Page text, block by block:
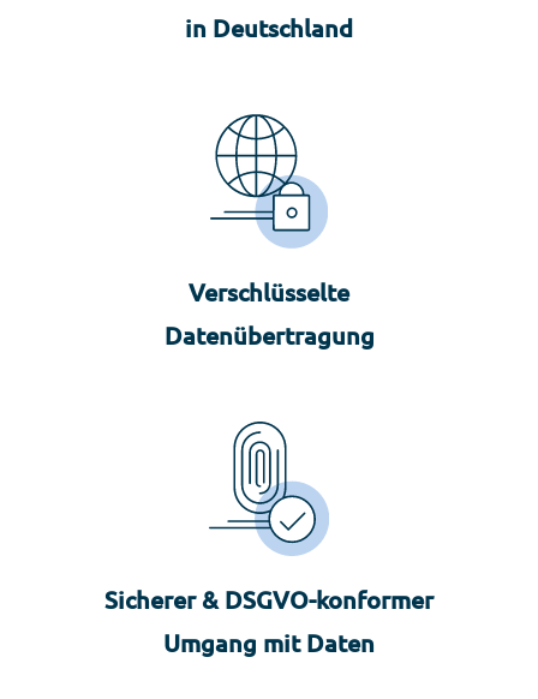
in Deutschland
Verschlüsselte
Datenübertragung
Sicherer & DSGVO-konformer
Umgang mit Daten